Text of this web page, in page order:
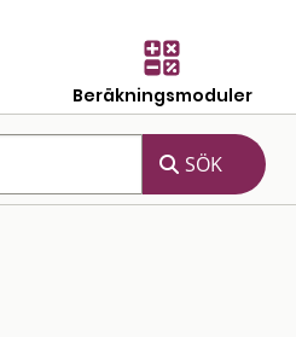
Beräkningsmoduler